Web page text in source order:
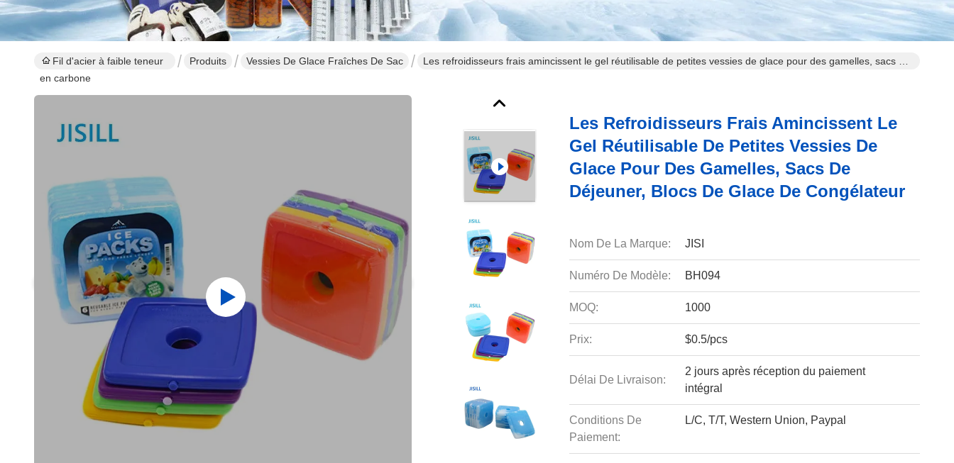
Fil d'acier à faible teneur
en carbone
Produits Vessies De Glace Fraîches De Sac
Les refroidisseurs frais amincissent le gel réutilisable de petites vessies de glace pour des gamelles, sacs de
Les Refroidisseurs Frais Amincissent Le
Gel Réutilisable De Petites Vessies De
Glace Pour Des Gamelles, Sacs De
Déjeuner, Blocs De Glace De Congélateur
Nom De La Marque: JISI
Numéro De Modèle: BH094
MOQ: 1000
Prix: $0.5/pcs
Délai De Livraison:
2 jours après réception du paiement
intégral
Conditions De
Paiement:
L/C, T/T, Western Union, Paypal